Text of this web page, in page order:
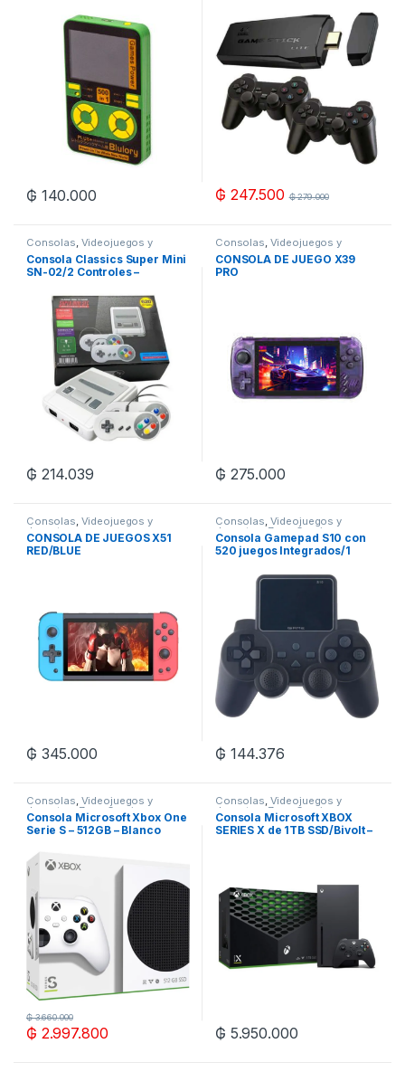
₲ 140.000 ₲ 247.500 ₲279.000
Consolas Videojuegos y
, Zona Gaming
Consola Classics Super Mini
SN-02/2 Controles –
₲ 214.039
Consolas Videojuegos y
CONSOLA DE JUEGO X39
PRO
₲ 275.000
Consolas, Videojuegos y
Juguetes
CONSOLA DE JUEGOS X51
RED/BLUE
₲ 345.000
Consolas, Videojuegos y
Juguetes ,Zona Gaming
Consola Gamepad S10 con
520 juegos Integrados/1
₲ 144.376
Consolas, Videojuegos y
Juguetes ,Zona Gaming
Consola Microsoft Xbox One
Serie S – 512GB – Blanco
₲ 2.997.800
₲3.660.000
Consolas, Videojuegos y
Juguetes ,Zona Gaming
Consola Microsoft XBOX
SERIES X de 1TB SSD/Bivolt –
₲ 5.950.000